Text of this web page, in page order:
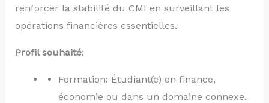
renforcer la stabilité du CMI en surveillant les
opérations financières essentielles.
Profil souhaité:
Formation: Étudiant(e) en finance,
économie ou dans un domaine connexe.